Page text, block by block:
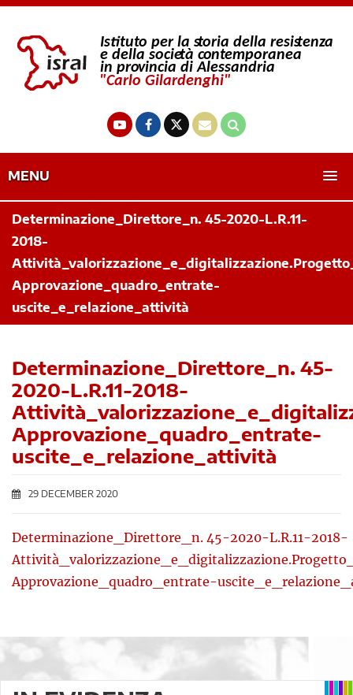
MENU
Determinazione_Direttore_n. 45-2020-L.R.11-
2018-
Approvazione_quadro_entrate-
uscite_e_relazione_attività
Determinazione_Direttore_n. 45-
2020-L.R.11-2018-
Approvazione_quadro_entrate-
uscite_e_relazione_attività
29 DECEMBER 2020
Determinazione_Direttore_n. 45-2020-L.R.11-2018-
Approvazione_quadro_entrate-